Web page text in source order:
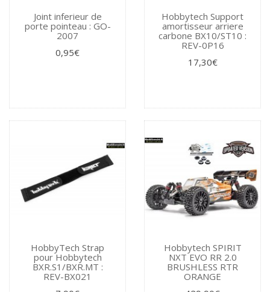
Joint inferieur de
porte pointeau : GO-
2007
0,95€
Hobbytech Support
amortisseur arriere
carbone BX10/ST10 :
REV-0P16
17,30€
HobbyTech Strap
pour Hobbytech
BXR.S1/BXR.MT :
REV-BX021
Hobbytech SPIRIT
NXT EVO RR 2.0
BRUSHLESS RTR
ORANGE